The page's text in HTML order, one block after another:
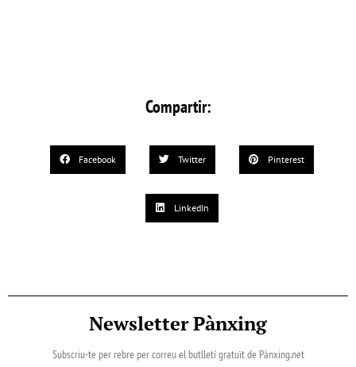
Compartir:
Facebook Twitter Pinterest
LinkedIn
Newsletter Pànxing
Subscriu-te per rebre per correu el butlletí gratuït de Pànxing.net​